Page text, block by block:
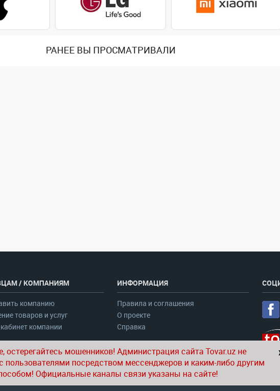
РАНЕЕ ВЫ ПРОСМАТРИВАЛИ
/ КОМПАНИЯМ
компанию
товаров и услуг
компании
ИНФОРМАЦИЯ
Правила и соглашения
О проекте
Справка
© 2020-2026 tovar.uz | Все права защищены
остерегайтесь мошенников! Администрация сайта Tovar.uz не
пользователями посредством мессенджеров и каким-либо другим
Официальные каналы связи указаны на сайте!